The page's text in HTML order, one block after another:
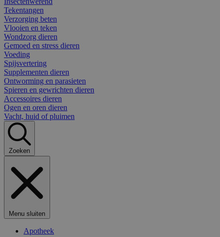
Tekentangen
Verzorging beten
Vlooien en teken
Wondzorg dieren
Gemoed en stress dieren
Voeding
Spijsvertering
Supplementen dieren
Ontworming en parasieten
Spieren en gewrichten dieren
Accessoires dieren
Ogen en oren dieren
Vacht, huid of pluimen
Zoeken
Menu sluiten
Apotheek